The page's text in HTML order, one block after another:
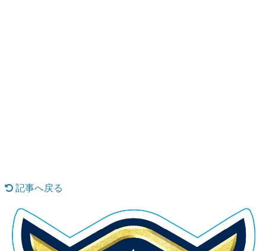
なんでゲームは面白い？
ゲーム開発者・hamatsu氏がゲームの魅力を画面や操作の
具体的な形から解き明かしていく、硬派で骨太な評論連載
です。
記事へ戻る